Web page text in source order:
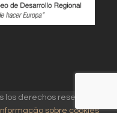
los derechos reservados
sobre cookies